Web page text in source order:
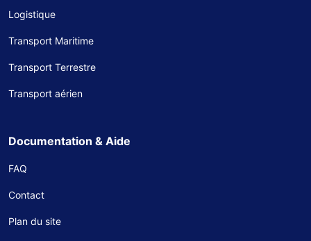
Logistique
Transport Maritime
Transport Terrestre
Transport aérien
Documentation & Aide
FAQ
Contact
Plan du site